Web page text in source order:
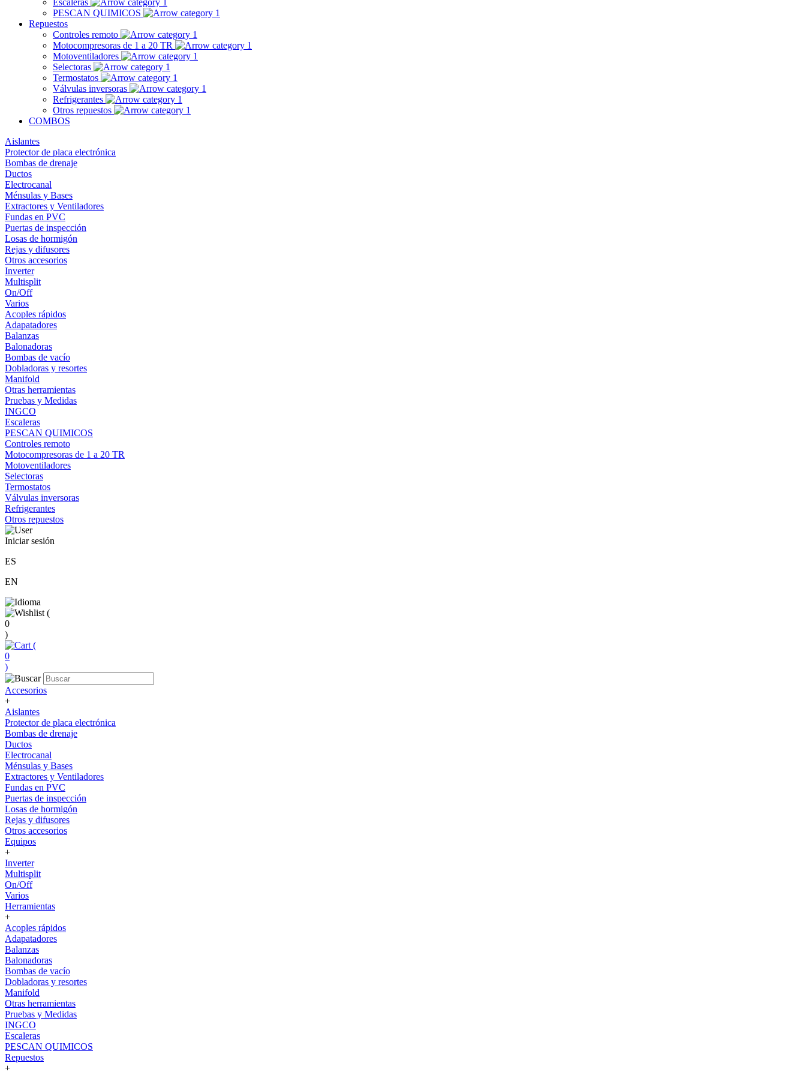
Escaleras
PESCAN QUIMICOS
Repuestos
Controles remoto
Motocompresoras de 1 a 20 TR
Motoventiladores
Selectoras
Termostatos
Válvulas inversoras
Refrigerantes
Otros repuestos
COMBOS
Aislantes
Protector de placa electrónica
Bombas de drenaje
Ductos
Electrocanal
Ménsulas y Bases
Extractores y Ventiladores
Fundas en PVC
Puertas de inspección
Losas de hormigón
Rejas y difusores
Otros accesorios
Inverter
Multisplit
On/Off
Varios
Acoples rápidos
Adapatadores
Balanzas
Balonadoras
Bombas de vacío
Dobladoras y resortes
Manifold
Otras herramientas
Pruebas y Medidas
INGCO
Escaleras
PESCAN QUIMICOS
Controles remoto
Motocompresoras de 1 a 20 TR
Motoventiladores
Selectoras
Termostatos
Válvulas inversoras
Refrigerantes
Otros repuestos
Iniciar sesión
ES
EN
(
0
)
(
0
)
Accesorios
+
Aislantes
Protector de placa electrónica
Bombas de drenaje
Ductos
Electrocanal
Ménsulas y Bases
Extractores y Ventiladores
Fundas en PVC
Puertas de inspección
Losas de hormigón
Rejas y difusores
Otros accesorios
Equipos
+
Inverter
Multisplit
On/Off
Varios
Herramientas
+
Acoples rápidos
Adapatadores
Balanzas
Balonadoras
Bombas de vacío
Dobladoras y resortes
Manifold
Otras herramientas
Pruebas y Medidas
INGCO
Escaleras
PESCAN QUIMICOS
Repuestos
+